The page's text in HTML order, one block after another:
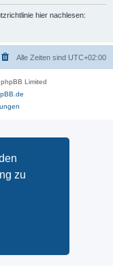
zu
hier nachlesen:
Alle Zeiten sind UTC+02:00
Limited